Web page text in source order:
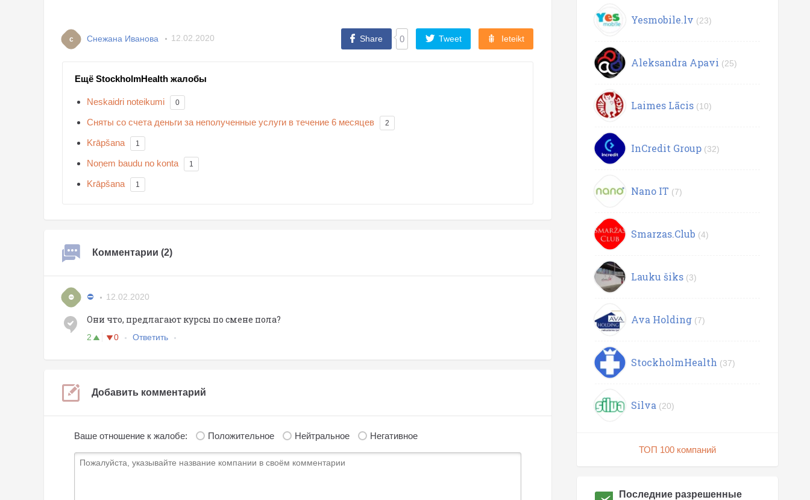
с Снежана Иванова 12.02.2020 Share 0 Tweet Ieteikt
Ещё StockholmHealth жалобы
Neskaidri noteikumi 0
Сняты со счета деньги за неполученные услуги в течение 6 месяцев 2
Krāpšana 1
Noņem baudu no konta 1
Krāpšana 1
Комментарии (2)
⛔ ⛔️ 12.02.2020
Они что, предлагают курсы по смене пола?
2 0 Ответить
Добавить комментарий
Ваше отношение к жалобе: Положительное Нейтральное Негативное
Yesmobile.lv (23)
Aleksandra Apavi (25)
Laimes Lācis (10)
InCredit Group (32)
Nano IT (7)
Smarzas.Club (4)
Lauku šiks (3)
Ava Holding (7)
StockholmHealth (37)
Silva (20)
ТОП 100 компаний
Последние разрешенные